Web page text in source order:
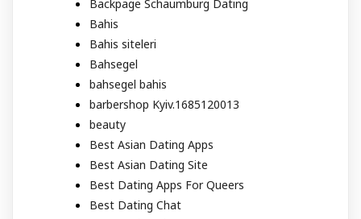
Backpage Schaumburg Dating
Bahis
Bahis siteleri
Bahsegel
bahsegel bahis
barbershop Kyiv.1685120013
beauty
Best Asian Dating Apps
Best Asian Dating Site
Best Dating Apps For Queers
Best Dating Chat